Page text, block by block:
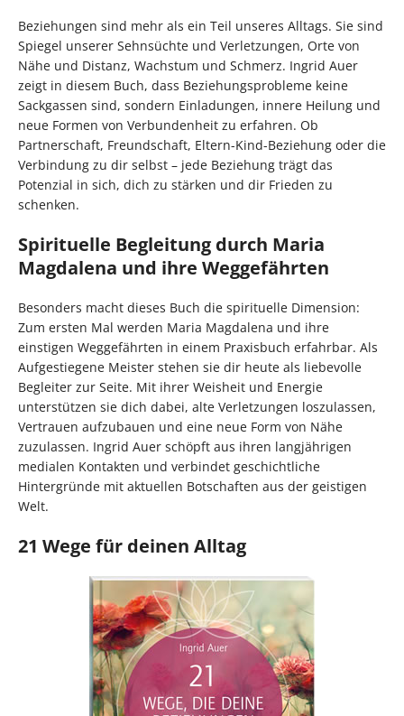
Beziehungen sind mehr als ein Teil unseres Alltags. Sie sind
Spiegel unserer Sehnsüchte und Verletzungen, Orte von
Nähe und Distanz, Wachstum und Schmerz. Ingrid Auer
zeigt in diesem Buch, dass Beziehungsprobleme keine
Sackgassen sind, sondern Einladungen, innere Heilung und
neue Formen von Verbundenheit zu erfahren. Ob
Partnerschaft, Freundschaft, Eltern-Kind-Beziehung oder die
Verbindung zu dir selbst – jede Beziehung trägt das
Potenzial in sich, dich zu stärken und dir Frieden zu
schenken.
Spirituelle Begleitung durch Maria
Magdalena und ihre Weggefährten
Besonders macht dieses Buch die spirituelle Dimension:
Zum ersten Mal werden Maria Magdalena und ihre
einstigen Weggefährten in einem Praxisbuch erfahrbar. Als
Aufgestiegene Meister stehen sie dir heute als liebevolle
Begleiter zur Seite. Mit ihrer Weisheit und Energie
unterstützen sie dich dabei, alte Verletzungen loszulassen,
Vertrauen aufzubauen und eine neue Form von Nähe
zuzulassen. Ingrid Auer schöpft aus ihren langjährigen
medialen Kontakten und verbindet geschichtliche
Hintergründe mit aktuellen Botschaften aus der geistigen
Welt.
21 Wege für deinen Alltag